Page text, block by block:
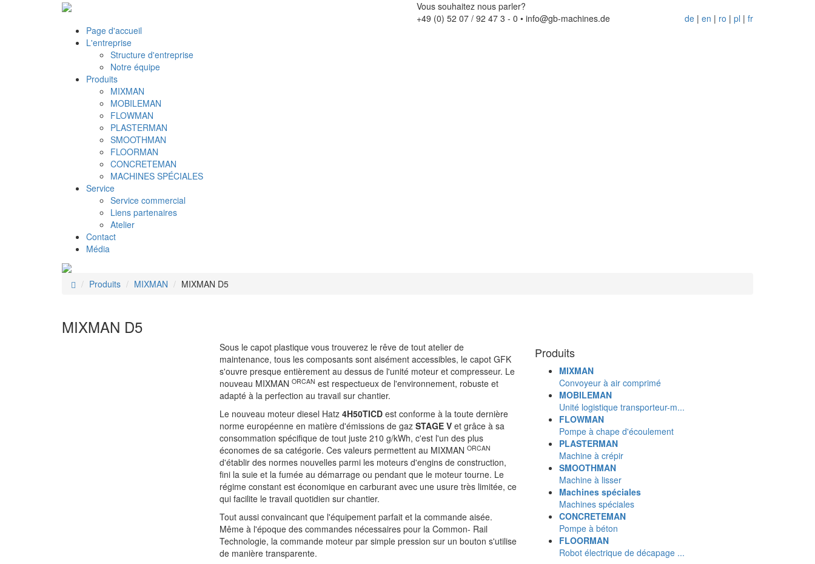
Vous souhaitez nous parler?
+49 (0) 52 07 / 92 47 3 - 0 • info@gb-machines.de de | en | ro | pl | fr
Page d'accueil
L'entreprise
Structure d'entreprise
Notre équipe
Produits
MIXMAN
MOBILEMAN
FLOWMAN
PLASTERMAN
SMOOTHMAN
FLOORMAN
CONCRETEMAN
MACHINES SPÉCIALES
Service
Service commercial
Liens partenaires
Atelier
Contact
Média
Produits MIXMAN MIXMAN D5
MIXMAN D5
Sous le capot plastique vous trouverez le rêve de tout atelier de
maintenance, tous les composants sont aisément accessibles, le capot GFK
s'ouvre presque entièrement au dessus de l'unité moteur et compresseur. Le
nouveau MIXMAN ORCAN est respectueux de l'environnement, robuste et
adapté à la perfection au travail sur chantier.
Le nouveau moteur diesel Hatz 4H50TICDest conforme à la toute dernière
norme européenne en matière d'émissions de gaz STAGE Vet grâce à sa
consommation spécifique de tout juste 210 g/kWh, c'est l'un des plus
économes de sa catégorie. Ces valeurs permettent au MIXMAN ORCAN
d'établir des normes nouvelles parmi les moteurs d'engins de construction,
fini la suie et la fumée au démarrage ou pendant que le moteur tourne. Le
régime constant est économique en carburant avec une usure très limitée, ce
qui facilite le travail quotidien sur chantier.
Tout aussi convaincant que l'équipement parfait et la commande aisée.
Même à l'époque des commandes nécessaires pour la Common- Rail
Technologie, la commande moteur par simple pression sur un bouton s'utilise
de manière transparente.
Produits
MIXMAN
Convoyeur à air comprimé
MOBILEMAN
Unité logistique transporteur-m...
FLOWMAN
Pompe à chape d'écoulement
PLASTERMAN
Machine à crépir
SMOOTHMAN
Machine à lisser
Machines spéciales
Machines spéciales
CONCRETEMAN
Pompe à béton
FLOORMAN
Robot électrique de décapage ...